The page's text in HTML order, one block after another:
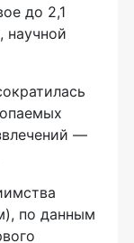
до 2,1
научной
—
по данным